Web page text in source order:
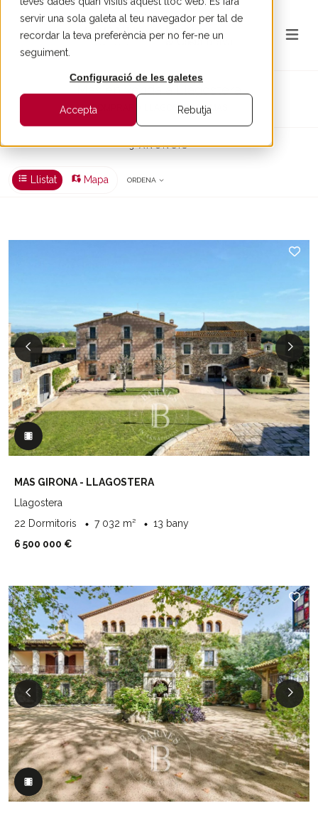
servir una sola galeta al teu navegador per tal de
recordar la teva preferència per no fer-ne un
seguiment.
Configuració de les galetes
Accepta Rebutja
Mas en venda a Llagostera
COMPRAR > LLAGOSTERA > MAS
3 ANUNCIS
Llistat Mapa ORDENA
MAS GIRONA - LLAGOSTERA
Llagostera
22 Dormitoris
7 032 m²
13 bany
6 500 000 €